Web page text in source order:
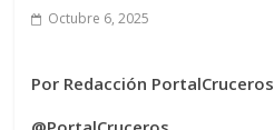
Octubre 6, 2025
Por Redacción PortalCruceros